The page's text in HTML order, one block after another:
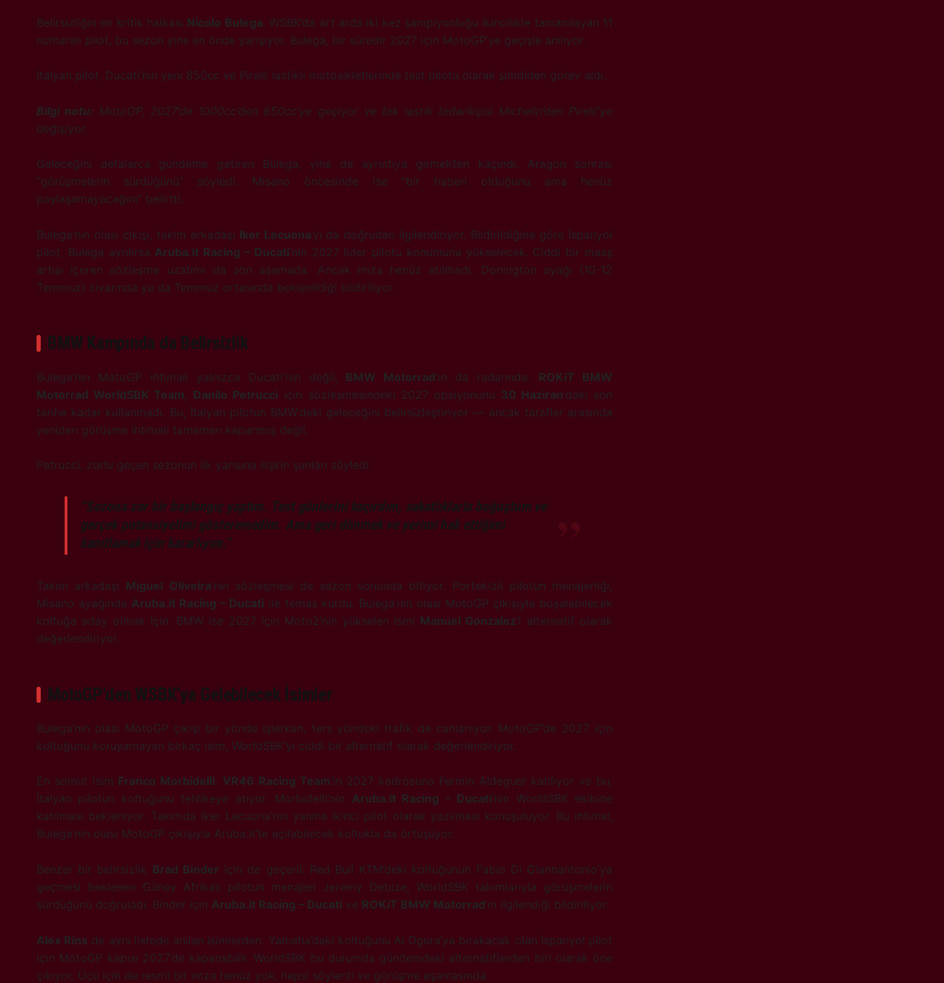
Belirsizliğin en kritik halkası Nicolo Bulega. WSBK’da art arda iki kez şampiyonluğu ikincilikle tamamlayan 11
numaralı pilot, bu sezon yine en önde yarışıyor. Bulega, bir süredir 2027 için MotoGP’ye geçişle anılıyor.
İtalyan pilot, Ducati’nin yeni 850cc ve Pirelli lastikli motosikletlerinde test pilotu olarak şimdiden görev aldı.
Bilgi notu: MotoGP, 2027’de 1000cc’den 850cc’ye geçiyor ve tek lastik tedarikçisi Michelin’den Pirelli’ye
değişiyor.
Geleceğini defalarca gündeme getiren Bulega, yine de ayrıntıya girmekten kaçındı. Aragon sonrası
“görüşmelerin sürdüğünü” söyledi. Misano öncesinde ise “bir haberi olduğunu ama henüz
paylaşamayacağını” belirtti.
Bulega’nın olası çıkışı, takım arkadaşı Iker Lecuona‘yı da doğrudan ilgilendiriyor. Bildirildiğine göre İspanyol
pilot, Bulega ayrılırsa Aruba.it Racing – Ducati‘nin 2027 lider pilotu konumuna yükselecek. Ciddi bir maaş
artışı içeren sözleşme uzatımı da son aşamada. Ancak imza henüz atılmadı. Donington ayağı (10-12
Temmuz) civarında ya da Temmuz ortasında beklenildiği bildiriliyor.
BMW Kampında da Belirsizlik
Bulega’nın MotoGP ihtimali yalnızca Ducati’nin değil, BMW Motorrad‘ın da radarında. ROKiT BMW
Motorrad WorldSBK Team
Danilo Petrucci için sözleşmesindeki 2027 opsiyonunu 30 Haziran‘daki son
tarihe kadar kullanmadı. Bu, İtalyan pilotun BMW’deki geleceğini belirsizleştiriyor — ancak taraflar arasında
yeniden görüşme ihtimali tamamen kapanmış değil.
Petrucci, zorlu geçen sezonun ilk yarısına ilişkin şunları söyledi:
“Sezona zor bir başlangıç yaptım. Test günlerini kaçırdım, sakatlıklarla boğuştum ve
gerçek potansiyelimi gösteremedim. Ama geri dönmek ve yerimi hak ettiğimi
kanıtlamak için kararlıyım.”
Takım arkadaşı Miguel Oliveira‘nın sözleşmesi de sezon sonunda bitiyor. Portekizli pilotun menajerliği,
Misano ayağında Aruba.it Racing – Ducati ile temas kurdu. Bulega’nın olası MotoGP çıkışıyla boşalabilecek
koltuğa aday olmak için. BMW ise 2027 için Moto2’nin yükselen ismi Manuel Gonzalez‘i alternatif olarak
değerlendiriyor.
MotoGP’den WSBK’ya Gelebilecek İsimler
Bulega’nın olası MotoGP çıkışı bir yönde işlerken, ters yöndeki trafik de canlanıyor. MotoGP’de 2027 için
koltuğunu koruyamayan birkaç isim, WorldSBK’yı ciddi bir alternatif olarak değerlendiriyor.
En somut isim Franco Morbidelli. VR46 Racing Team‘in 2027 kadrosuna Fermin Aldeguer katılıyor ve bu,
İtalyan pilotun koltuğunu tehlikeye atıyor. Morbidelli’nin Aruba.it Racing – Ducati‘nin WorldSBK ekibine
katılması bekleniyor. Takımda Iker Lecuona’nın yanına ikinci pilot olarak yazılması konuşuluyor. Bu ihtimal,
Bulega’nın olası MotoGP çıkışıyla Aruba.it’te açılabilecek koltukla da örtüşüyor.
Benzer bir belirsizlik Brad Binder için de geçerli. Red Bull KTM’deki koltuğunun Fabio Di Giannantonio’ya
geçmesi beklenen Güney Afrikalı pilotun menajeri Jeremy Debize, WorldSBK takımlarıyla görüşmelerin
sürdüğünü doğruladı. Binder için Aruba.it Racing – Ducati ve ROKiT BMW Motorrad‘ın ilgilendiği bildiriliyor.
Alex Rins de aynı listede anılan isimlerden. Yamaha’daki koltuğunu Ai Ogura’ya bırakacak olan İspanyol pilot
için MotoGP kapısı 2027’de kapanabilir. WorldSBK bu durumda gündemdeki alternatiflerden biri olarak öne
çıkıyor. Üçü için de resmî bir imza henüz yok, hepsi söylenti ve görüşme aşamasında.